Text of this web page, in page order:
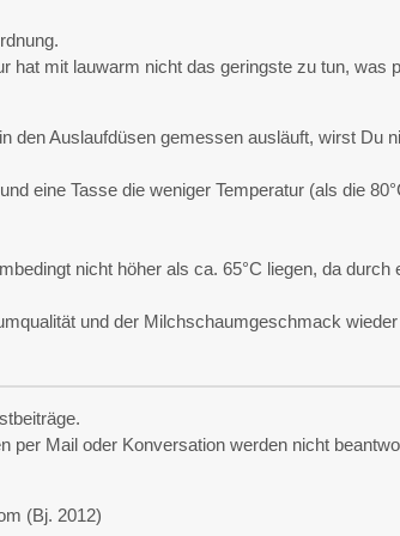
hat mit lauwarm nicht das geringste zu tun, was
den Auslaufdüsen gemessen ausläuft, wirst Du
eine Tasse die weniger Temperatur (als die
nicht höher als ca. 65°C liegen, da durch
und der Milchschaumgeschmack wieder
per Mail oder Konversation werden nicht
(Bj. 2012)